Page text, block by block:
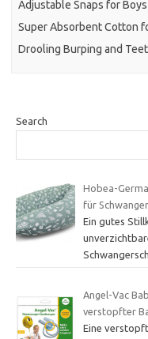
Adjustable Snaps for
Super Absorbent Cotton
Drooling Burping and
Search
Hobea-
für
Ein gutes
Angel-Vac
verstopfter
Eine